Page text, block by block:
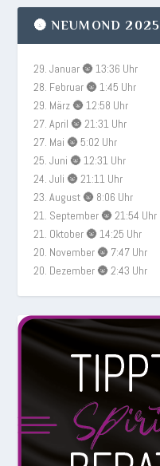
🌚 NEUMOND 2025
29. Januar 🌚 13:36 Uhr
28. Februar 🌚 1:45 Uhr
29. März 🌚 12:58 Uhr
27. April 🌚 21:31 Uhr
27. Mai 🌚 5:02 Uhr
25. Juni 🌚 12:31 Uhr
24. Juli 🌚 21:11 Uhr
23. August 🌚 8:06 Uhr
21. September 🌚 21:54 Uhr
21. Oktober 🌚 14:25 Uhr
20. November 🌚 7:47 Uhr
20. Dezember 🌚 2:43 Uhr